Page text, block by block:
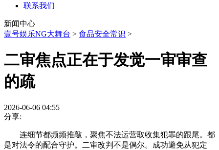
联系我们
新闻中心
壹号娱乐NG大舞台 > 食品安全常识 >
二审焦点正在于发觉一审审查
的疏
2026-06-06 04:55
分享:
连细节都频频推敲，聚焦不法运营取收集犯罪的跟尾。都
是对法令的配合守护。二审改判不是偶尔。成功避免从犯定